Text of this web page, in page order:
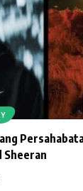
Sheeran